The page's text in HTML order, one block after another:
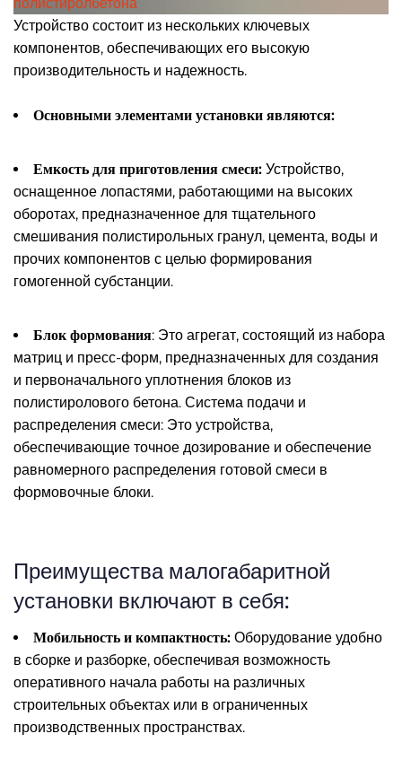
Устройство состоит из нескольких ключевых
компонентов, обеспечивающих его высокую
производительность и надежность.
Основными элементами установки являются:
Емкость для приготовления смеси: Устройство,
оснащенное лопастями, работающими на высоких
оборотах, предназначенное для тщательного
смешивания полистирольных гранул, цемента, воды и
прочих компонентов с целью формирования
гомогенной субстанции.
Блок формования: Это агрегат, состоящий из набора
матриц и пресс-форм, предназначенных для создания
и первоначального уплотнения блоков из
полистиролового бетона. Система подачи и
распределения смеси: Это устройства,
обеспечивающие точное дозирование и обеспечение
равномерного распределения готовой смеси в
формовочные блоки.
Преимущества малогабаритной
установки включают в себя:
Мобильность и компактность: Оборудование удобно
в сборке и разборке, обеспечивая возможность
оперативного начала работы на различных
строительных объектах или в ограниченных
производственных пространствах.